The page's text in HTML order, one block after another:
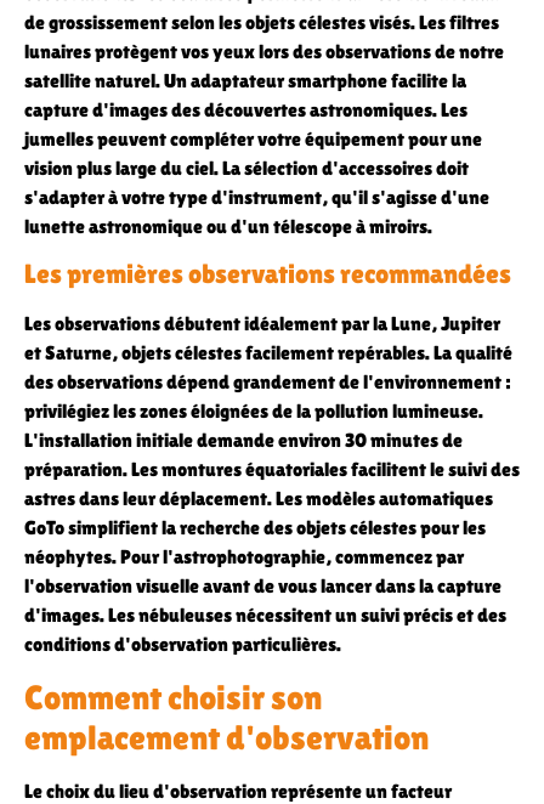
de grossissement selon les objets célestes visés. Les filtres
lunaires protègent vos yeux lors des observations de notre
satellite naturel. Un adaptateur smartphone facilite la
capture d'images des découvertes astronomiques. Les
jumelles peuvent compléter votre équipement pour une
vision plus large du ciel. La sélection d'accessoires doit
s'adapter à votre type d'instrument, qu'il s'agisse d'une
lunette astronomique ou d'un télescope à miroirs.
Les premières observations recommandées
Les observations débutent idéalement par la Lune, Jupiter
et Saturne, objets célestes facilement repérables. La qualité
des observations dépend grandement de l'environnement :
privilégiez les zones éloignées de la pollution lumineuse.
L'installation initiale demande environ 30 minutes de
préparation. Les montures équatoriales facilitent le suivi des
astres dans leur déplacement. Les modèles automatiques
GoTo simplifient la recherche des objets célestes pour les
néophytes. Pour l'astrophotographie, commencez par
l'observation visuelle avant de vous lancer dans la capture
d'images. Les nébuleuses nécessitent un suivi précis et des
conditions d'observation particulières.
Comment choisir son
emplacement d'observation
Le choix du lieu d'observation représente un facteur